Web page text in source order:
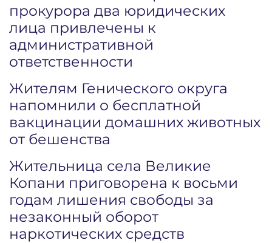
прокурора два юридических
лица привлечены к
административной
ответственности
Жителям Генического округа
напомнили о бесплатной
вакцинации домашних животных
от бешенства
Жительница села Великие
Копани приговорена к восьми
годам лишения свободы за
незаконный оборот
наркотических средств